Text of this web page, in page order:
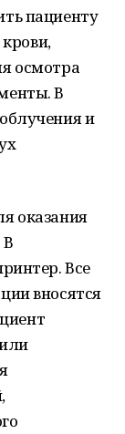
пациенту
осмотра
В
и
оказания
В
Все
вносятся